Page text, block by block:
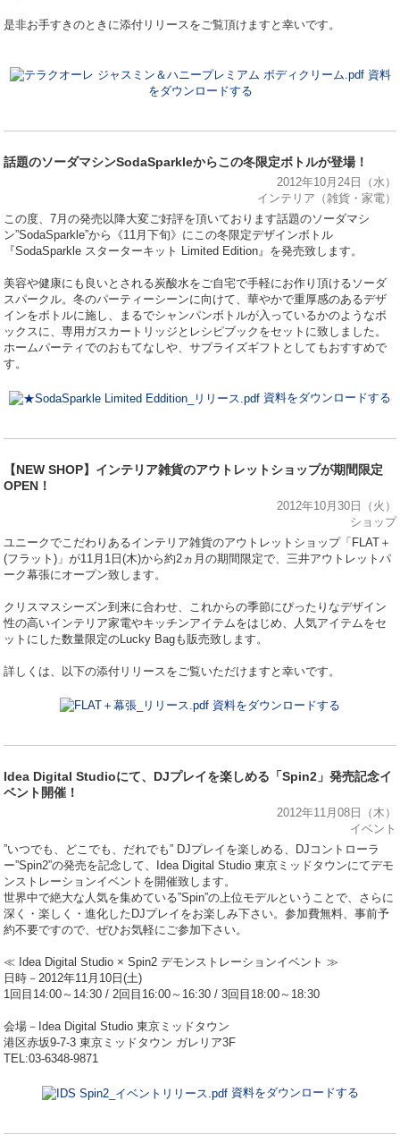
是非お手すきのときに添付リリースをご覧頂けますと幸いです。
資料
をダウンロードする
話題のソーダマシンSodaSparkleからこの冬限定ボトルが登場！
2012年10月24日（水）
インテリア（雑貨・家電）
この度、7月の発売以降大変ご好評を頂いております話題のソーダマシ
ン”SodaSparkle”から《11月下旬》にこの冬限定デザインボトル
『SodaSparkle スターターキット Limited Edition』を発売致します。
美容や健康にも良いとされる炭酸水をご自宅で手軽にお作り頂けるソーダ
スパークル。冬のパーティーシーンに向けて、華やかで重厚感のあるデザ
インをボトルに施し、まるでシャンパンボトルが入っているかのようなボ
ックスに、専用ガスカートリッジとレシピブックをセットに致しました。
ホームパーティでのおもてなしや、サプライズギフトとしてもおすすめで
す。
資料をダウンロードする
【NEW SHOP】インテリア雑貨のアウトレットショップが期間限定
OPEN！
2012年10月30日（火）
ショップ
ユニークでこだわりあるインテリア雑貨のアウトレットショップ「FLAT＋
(フラット)」が11月1日(木)から約2ヵ月の期間限定で、三井アウトレットパ
ーク幕張にオープン致します。
クリスマスシーズン到来に合わせ、これからの季節にぴったりなデザイン
性の高いインテリア家電やキッチンアイテムをはじめ、人気アイテムをセ
ットにした数量限定のLucky Bagも販売致します。
詳しくは、以下の添付リリースをご覧いただけますと幸いです。
資料をダウンロードする
Idea Digital Studioにて、DJプレイを楽しめる「Spin2」発売記念イ
ベント開催！
2012年11月08日（木）
イベント
”いつでも、どこでも、だれでも” DJプレイを楽しめる、DJコントローラ
ー”Spin2”の発売を記念して、Idea Digital Studio 東京ミッドタウンにてデモ
ンストレーションイベントを開催致します。
世界中で絶大な人気を集めている”Spin”の上位モデルということで、さらに
深く・楽しく・進化したDJプレイをお楽しみ下さい。参加費無料、事前予
約不要ですので、ぜひお気軽にご参加下さい。
≪ Idea Digital Studio × Spin2 デモンストレーションイベント ≫
日時－2012年11月10日(土)
1回目14:00～14:30 / 2回目16:00～16:30 / 3回目18:00～18:30
会場－Idea Digital Studio 東京ミッドタウン
港区赤坂9-7-3 東京ミッドタウン ガレリア3F
TEL:03-6348-9871
資料をダウンロードする